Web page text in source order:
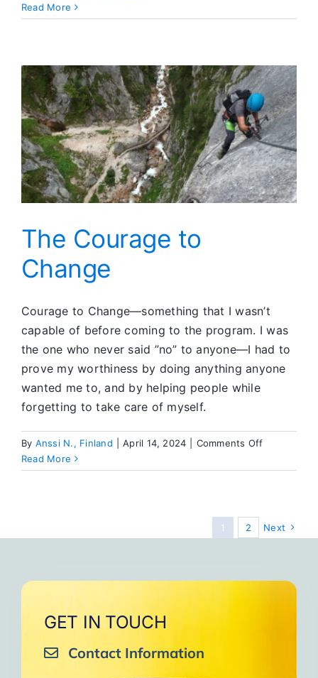
is
Los
Read More
The Courage to
Change
Courage to Change—something that I wasn’t
capable of before coming to the program. I was
the one who never said ”no” to anyone—I had to
prove my worthiness by doing anything anyone
wanted me to, and by helping people while
forgetting to take care of myself.
By Anssi N., Finland April 14, 2024 Comments Offon
Courage
Read More
1 2 Next
GET IN TOUCH
Contact Information